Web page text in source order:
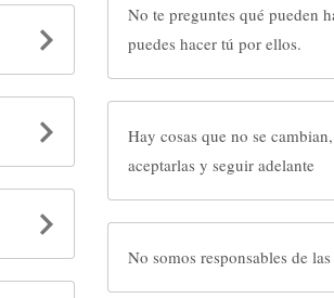
No te preguntes qué pueden hacer
puedes hacer tú por ellos.
Hay cosas que no se
aceptarlas y seguir adelante